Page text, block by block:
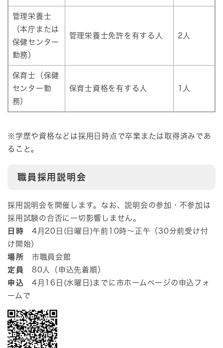
管理栄養士
（本庁または
保健センター
勤務）
管理栄養士免許を有する人 2人
保育士（保健
センター勤
務）
保育士資格を有する人 1人
※学歴や資格などは採用日時点で卒業または取得済みであ
ること。
職員採用説明会
採用説明会を開催します。なお、説明会の参加・不参加は
採用試験の合否に一切影響しません。
日時 4月20日(日曜日)午前10時～正午（30分前受け付
け開始）
場所 市職員会館
定員
80人（申込先着順）
申込 4月16日(水曜日)までに市ホームページの申込フォ
ームで